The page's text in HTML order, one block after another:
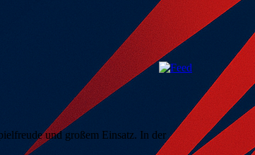
und großem Einsatz. In der